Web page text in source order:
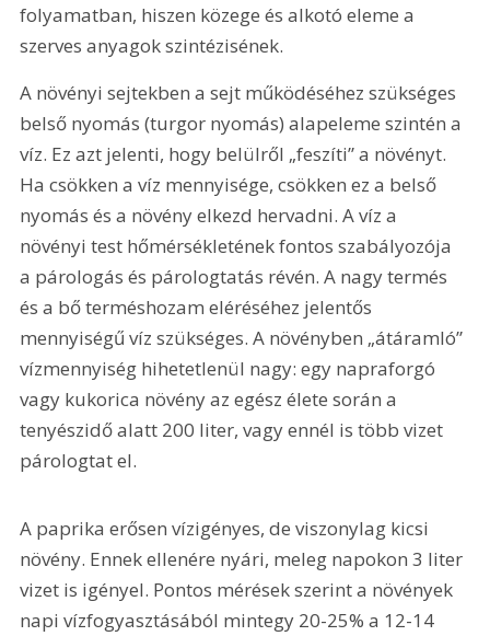
folyamatban, hiszen közege és alkotó eleme a
szerves anyagok szintézisének.
A növényi sejtekben a sejt működéséhez szükséges
belső nyomás (turgor nyomás) alapeleme szintén a
víz. Ez azt jelenti, hogy belülről „feszíti” a növényt.
Ha csökken a víz mennyisége, csökken ez a belső
nyomás és a növény elkezd hervadni. A víz a
növényi test hőmérsékletének fontos szabályozója
a párologás és párologtatás révén. A nagy termés
és a bő terméshozam eléréséhez jelentős
mennyiségű víz szükséges. A növényben „átáramló”
vízmennyiség hihetetlenül nagy: egy napraforgó
vagy kukorica növény az egész élete során a
tenyészidő alatt 200 liter, vagy ennél is több vizet
párologtat el.
A paprika erősen vízigényes, de viszonylag kicsi
növény. Ennek ellenére nyári, meleg napokon 3 liter
vizet is igényel. Pontos mérések szerint a növények
napi vízfogyasztásából mintegy 20-25% a 12-14